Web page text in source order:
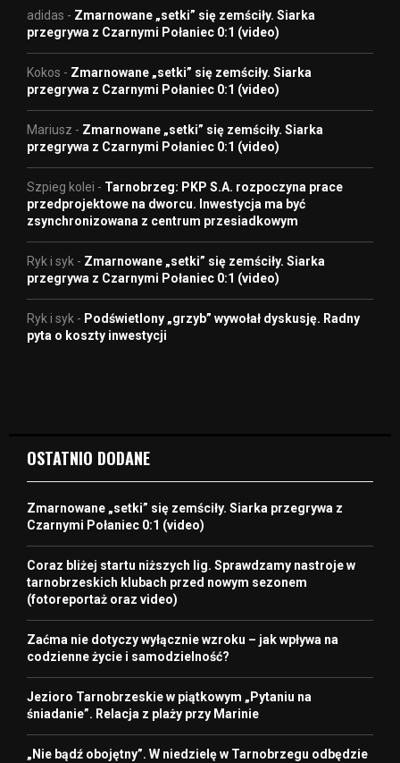
adidas - Zmarnowane „setki” się zemściły. Siarka
przegrywa z Czarnymi Połaniec 0:1 (video)
Kokos - Zmarnowane „setki” się zemściły. Siarka
przegrywa z Czarnymi Połaniec 0:1 (video)
Mariusz - Zmarnowane „setki” się zemściły. Siarka
przegrywa z Czarnymi Połaniec 0:1 (video)
Szpieg kolei - Tarnobrzeg: PKP S.A. rozpoczyna prace
przedprojektowe na dworcu. Inwestycja ma być
zsynchronizowana z centrum przesiadkowym
Ryk i syk - Zmarnowane „setki” się zemściły. Siarka
przegrywa z Czarnymi Połaniec 0:1 (video)
Ryk i syk - Podświetlony „grzyb” wywołał dyskusję. Radny
pyta o koszty inwestycji
OSTATNIO DODANE
Zmarnowane „setki” się zemściły. Siarka przegrywa z
Czarnymi Połaniec 0:1 (video)
Coraz bliżej startu niższych lig. Sprawdzamy nastroje w
tarnobrzeskich klubach przed nowym sezonem
(fotoreportaż oraz video)
Zaćma nie dotyczy wyłącznie wzroku – jak wpływa na
codzienne życie i samodzielność?
Jezioro Tarnobrzeskie w piątkowym „Pytaniu na
śniadanie”. Relacja z plaży przy Marinie
„Nie bądź obojętny”. W niedzielę w Tarnobrzegu odbędzie